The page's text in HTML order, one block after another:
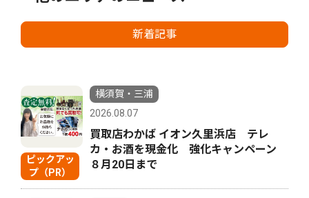
新着記事
ピックアッ
プ（PR）
横須賀・三浦
2026.08.07
買取店わかば イオン久里浜店 テレ
カ・お酒を現金化 強化キャンペーン
８月20日まで